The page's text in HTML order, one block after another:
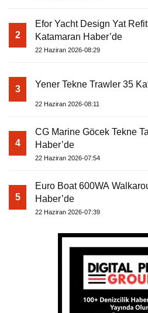
2
Efor Yacht Design Yat
Katamaran Haber’de
22 Haziran 2026-08:29
3 Yener Tekne Trawler 35
22 Haziran 2026-08:11
4
CG Marine Göcek Tekne
Haber’de
22 Haziran 2026-07:54
5
Euro Boat 600WA
Haber’de
22 Haziran 2026-07:39